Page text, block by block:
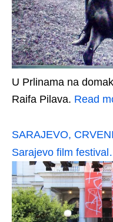
U Prlinama na
Raifa Pilava. Read
SARAJEVO,
Sarajevo film